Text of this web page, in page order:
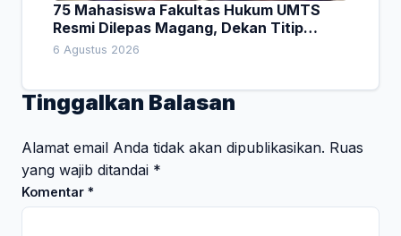
75 Mahasiswa Fakultas Hukum UMTS
Resmi Dilepas Magang, Dekan Titip
Empat Pesan Penting
6 Agustus 2026
Tinggalkan Balasan
Alamat email Anda tidak akan dipublikasikan. Ruas
yang wajib ditandai *
Komentar *